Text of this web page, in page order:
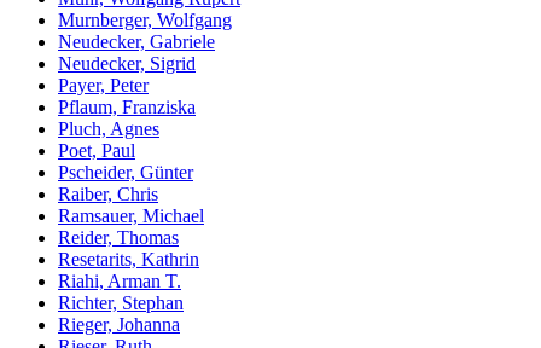
Murnberger, Wolfgang
Neudecker, Gabriele
Neudecker, Sigrid
Payer, Peter
Pflaum, Franziska
Pluch, Agnes
Poet, Paul
Pscheider, Günter
Raiber, Chris
Ramsauer, Michael
Reider, Thomas
Resetarits, Kathrin
Riahi, Arman T.
Richter, Stephan
Rieger, Johanna